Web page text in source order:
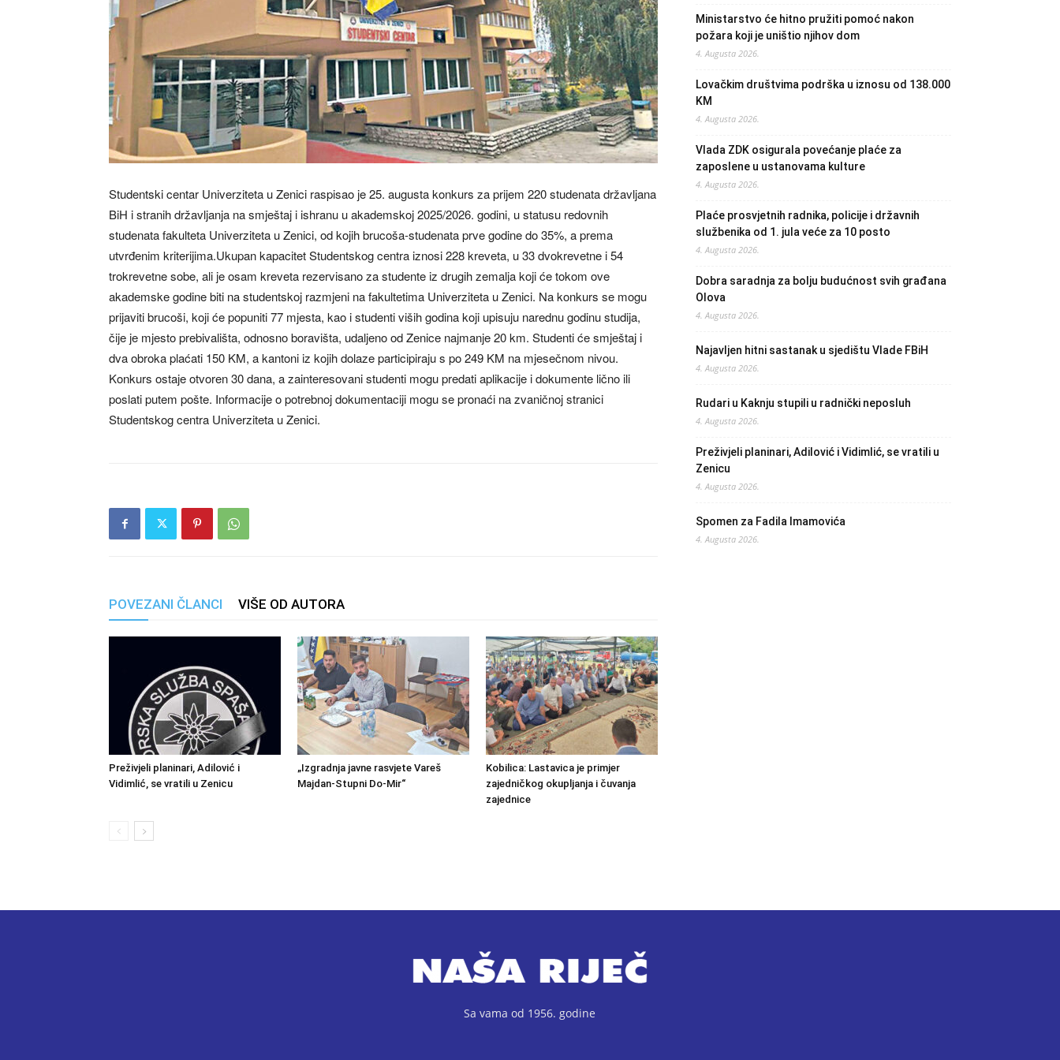
Studentski centar Univerziteta u Zenici raspisao je 25. augusta konkurs za prijem 220 studenata državljana
BiH i stranih državljanja na smještaj i ishranu u akademskoj 2025/2026. godini, u statusu redovnih
studenata fakulteta Univerziteta u Zenici, od kojih brucoša-studenata prve godine do 35%, a prema
utvrđenim kriterijima.Ukupan kapacitet Studentskog centra iznosi 228 kreveta, u 33 dvokrevetne i 54
trokrevetne sobe, ali je osam kreveta rezervisano za studente iz drugih zemalja koji će tokom ove
akademske godine biti na studentskoj razmjeni na fakultetima Univerziteta u Zenici. Na konkurs se mogu
prijaviti brucoši, koji će popuniti 77 mjesta, kao i studenti viših godina koji upisuju narednu godinu studija,
čije je mjesto prebivališta, odnosno boravišta, udaljeno od Zenice najmanje 20 km. Studenti će smještaj i
dva obroka plaćati 150 KM, a kantoni iz kojih dolaze participiraju s po 249 KM na mjesečnom nivou.
Konkurs ostaje otvoren 30 dana, a zainteresovani studenti mogu predati aplikacije i dokumente lično ili
poslati putem pošte. Informacije o potrebnoj dokumentaciji mogu se pronaći na zvaničnoj stranici
Studentskog centra Univerziteta u Zenici.
POVEZANI ČLANCI VIŠE OD AUTORA
Preživjeli planinari, Adilović i
Vidimlić, se vratili u Zenicu
„Izgradnja javne rasvjete Vareš
Majdan-Stupni Do-Mir“
Kobilica: Lastavica je primjer
zajedničkog okupljanja i čuvanja
zajednice
Ministarstvo će hitno pružiti pomoć nakon
požara koji je uništio njihov dom
4. Augusta 2026.
Lovačkim društvima podrška u iznosu od 138.000
KM
4. Augusta 2026.
Vlada ZDK osigurala povećanje plaće za
zaposlene u ustanovama kulture
4. Augusta 2026.
Plaće prosvjetnih radnika, policije i državnih
službenika od 1. jula veće za 10 posto
4. Augusta 2026.
Dobra saradnja za bolju budućnost svih građana
Olova
4. Augusta 2026.
Najavljen hitni sastanak u sjedištu Vlade FBiH
4. Augusta 2026.
Rudari u Kaknju stupili u radnički neposluh
4. Augusta 2026.
Preživjeli planinari, Adilović i Vidimlić, se vratili u
Zenicu
4. Augusta 2026.
Spomen za Fadila Imamovića
4. Augusta 2026.
Sa vama od 1956. godine